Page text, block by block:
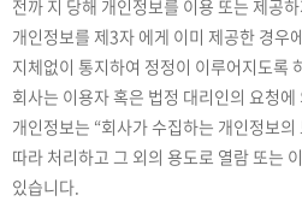
전까 지 당해 개인정보를 이용 또는 제공
개인정보를 제3자 에게 이미 제공한 경우
지체없이 통지하여 정정이 이루어지도록
회사는 이용자 혹은 법정 대리인의 요청에
개인정보는 “회사가 수집하는 개인정보
따라 처리하고 그 외의 용도로 열람 또는
있습니다.